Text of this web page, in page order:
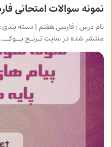
نمونه سوالات امتحانی
منتشر شده در سایت تـرنـج